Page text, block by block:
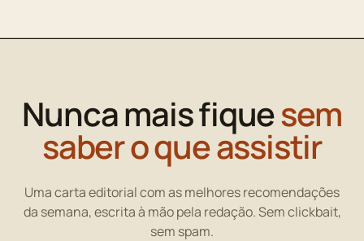
Nunca mais fiquesem
saber o que assistir
Uma carta editorial com as melhores recomendações
da semana, escrita à mão pela redação. Sem clickbait,
sem spam.